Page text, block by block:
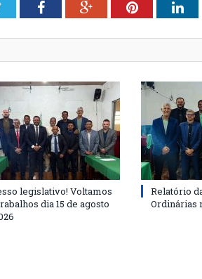
TwitterFacebookGoogle+Pinterest
legislativo! Voltamos
dia 15 de agosto
Relatório
Ordinárias